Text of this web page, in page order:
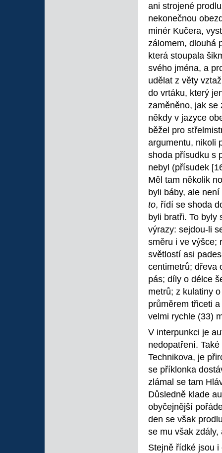
ani strojené
nekonečnou
minér Kučera,
zálomem, dlouhá
která stoupala
svého jména, a
udělat z věty
do vrtáku, který
zaměněno, jak se
někdy v jazyce
běžel pro
argumentu, nikoli
shoda přísudku s
nebyl (přísudek
Měl tam několik
byli báby, ale
to, řídí se shoda
byli bratři. To byly
výrazy: sejdou-li
směru i ve výšce;
světlostí asi
centimetrů; dřeva
pás; díly o délce
metrů; z kulatiny
průměrem třiceti
velmi rychle (33)
V interpunkci je
nedopatření.
Technikova, je
se příklonka
zlámal se tam
Důsledně klade
obyčejnější
den se však
se mu však zdály,
Stejně řídké jsou